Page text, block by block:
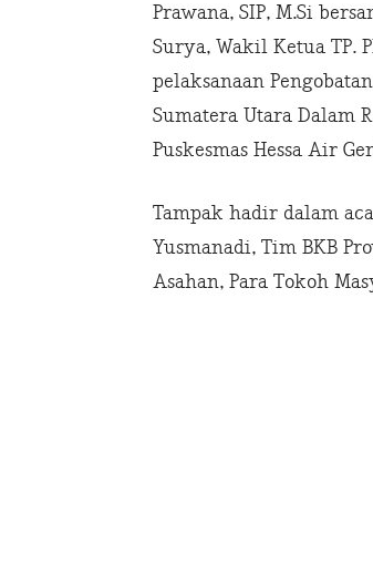
Prawana, SIP, M.Si
Surya, Wakil Ketua TP.
pelaksanaan
Sumatera Utara Dalam
Puskesmas Hessa Air
Tampak hadir dalam
Yusmanadi, Tim BKB
Asahan, Para Tokoh